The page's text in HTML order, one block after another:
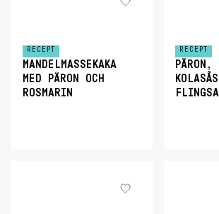
RECEPT
MANDELMASSEKAKA
MED PÄRON OCH
ROSMARIN
RECEPT
PÄRON,